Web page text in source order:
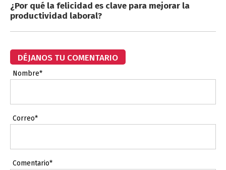
¿Por qué la felicidad es clave para mejorar la
productividad laboral?
DÉJANOS TU COMENTARIO
Nombre*
Correo*
Comentario*